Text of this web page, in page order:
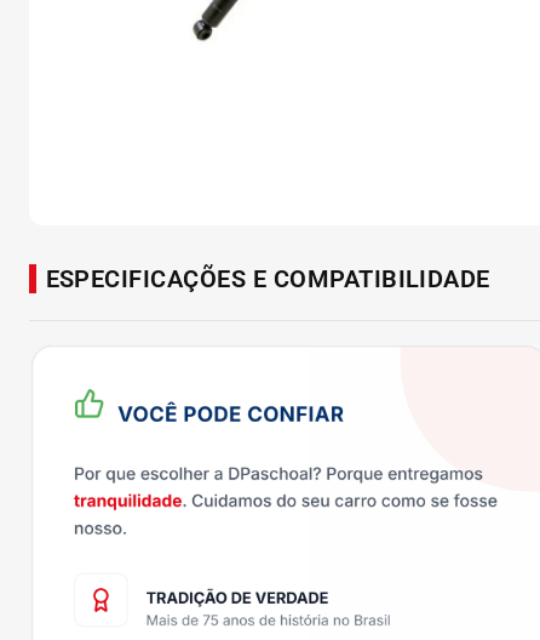
ESPECIFICAÇÕES E COMPATIBILIDADE